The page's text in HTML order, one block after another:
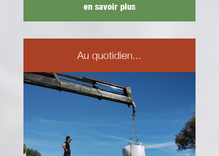
en savoir plus
Au quotidien...